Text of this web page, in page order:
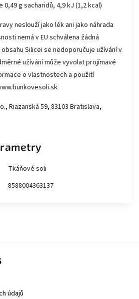
0,49 g sacharidů, 4,9 kJ (1,2 kcal)
neslouží jako lék ani jako náhrada
nemá v EU schválena žádná
Silicei se nedoporučuje užívání v
užívání může vyvolat projímavé
o vlastnostech a použití
Riazanská 59, 83103 Bratislava,
Tkáňové soli
8588004363137
údajů